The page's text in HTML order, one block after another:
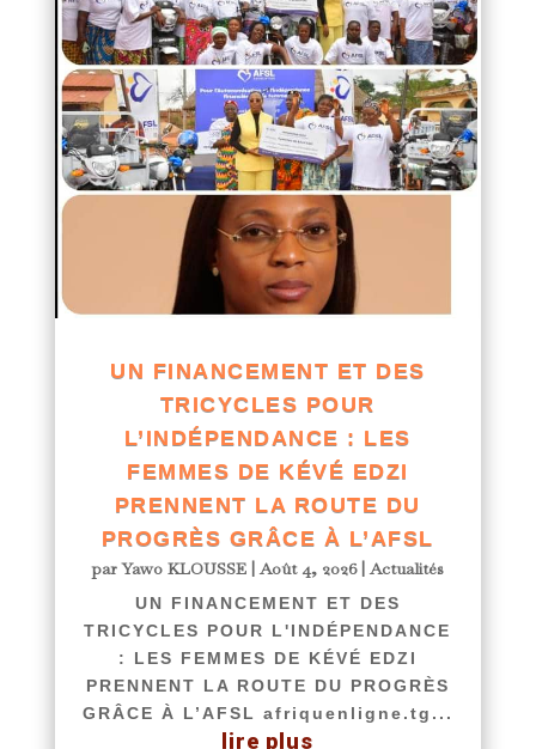
UN FINANCEMENT ET DES
TRICYCLES POUR
L’INDÉPENDANCE : LES
FEMMES DE KÉVÉ EDZI
PRENNENT LA ROUTE DU
PROGRÈS GRÂCE À L’AFSL
parYawo KLOUSSE |Août 4, 2026|Actualités
UN FINANCEMENT ET DES
TRICYCLES POUR L'INDÉPENDANCE
: LES FEMMES DE KÉVÉ EDZI
PRENNENT LA ROUTE DU PROGRÈS
GRÂCE À L’AFSL afriquenligne.tg...
lire plus